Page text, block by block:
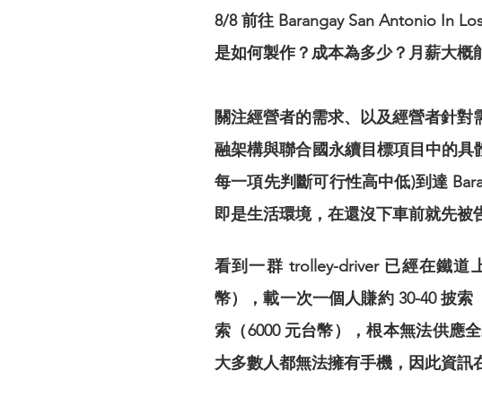
8/8 前往 Barangay San Antonio In
是如何製作？成本為多少？月薪大概
關注經營者的需求、以及經營者針
融架構與聯合國永續目標項目中的具
每一項先判斷可行性高中低)到達
即是生活環境，在還沒下車前就先
看到一群 trolley-driver 已經在鐵道
幣），載一次一個人賺約 30-40 披
索（6000 元台幣），根本無法供應
大多數人都無法擁有手機，因此資訊